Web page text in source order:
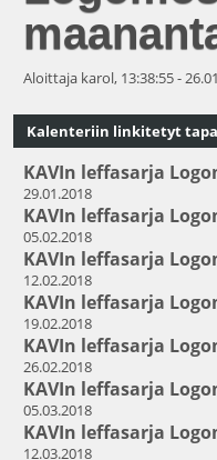
Aloittaja karol, 13:38:55 -
Kalenteriin linkitetyt
KAVIn leffasarja
29.01.2018
KAVIn leffasarja
05.02.2018
KAVIn leffasarja
12.02.2018
KAVIn leffasarja
19.02.2018
KAVIn leffasarja
26.02.2018
KAVIn leffasarja
05.03.2018
KAVIn leffasarja
12.03.2018